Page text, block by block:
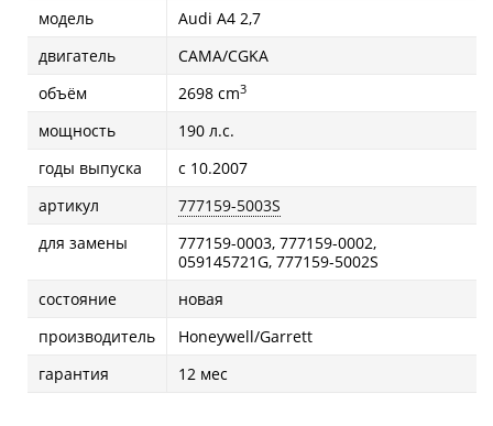
модель
Audi A4 2,7
двигатель
CAMA/CGKA
объём
2698 cm3
мощность
190 л.с.
годы выпуска
с 10.2007
артикул
777159-5003S
для замены
777159-0003, 777159-0002,
059145721G, 777159-5002S
состояние
новая
производитель
Honeywell/Garrett
гарантия
12 мес